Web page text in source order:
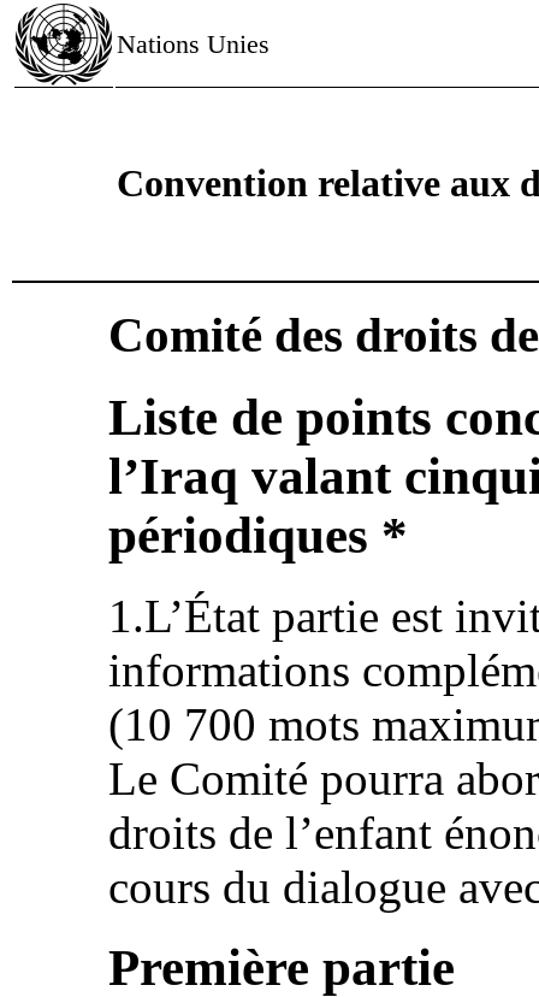
Nations Unies
Convention relative aux
Comité des droits
Liste de points
l’Iraq valant
périodiques *
1.L’État partie est
informations
(10 700 mots
Le Comité pourra
droits de l’enfant
cours du dialogue
Première partie